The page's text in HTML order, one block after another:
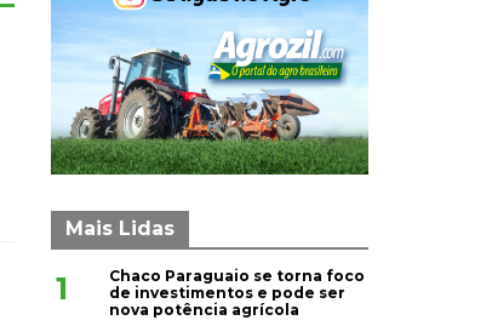
Mais Lidas
1
Chaco Paraguaio se torna foco
de investimentos e pode ser
nova potência agrícola